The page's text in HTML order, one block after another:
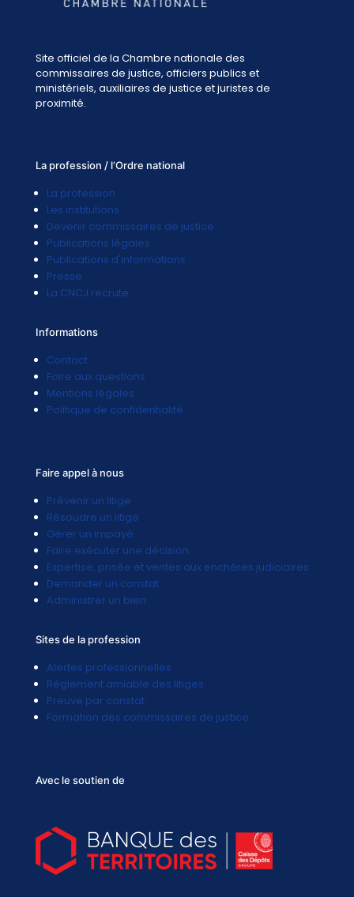
Site officiel de la Chambre nationale des
commissaires de justice, officiers publics et
ministériels, auxiliaires de justice et juristes de
proximité.
La profession / l’Ordre national
La profession
Les institutions
Devenir commissaires de justice
Publications légales
Publications d'informations
Presse
La CNCJ recrute
Informations
Contact
Foire aux questions
Mentions légales
Politique de confidentialité
Faire appel à nous
Prévenir un litige
Résoudre un litige
Gérer un impayé
Faire exécuter une décision
Expertise, prisée et ventes aux enchères judiciaires
Demander un constat
Administrer un bien
Sites de la profession
Alertes professionnelles
Réglement amiable des litiges
Preuve par constat
Formation des commissaires de justice
Avec le soutien de